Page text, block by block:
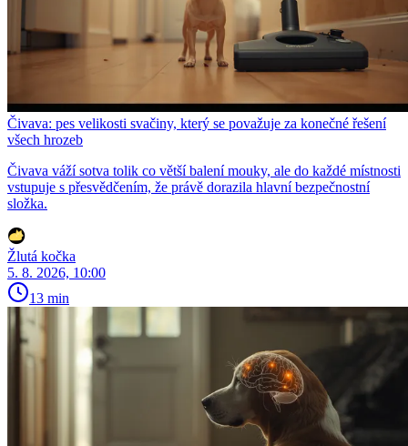
Čivava: pes velikosti svačiny, který se považuje za konečné řešení
všech hrozeb
Čivava váží sotva tolik co větší balení mouky, ale do každé místnosti
vstupuje s přesvědčením, že právě dorazila hlavní bezpečnostní
složka.
Žlutá kočka
5. 8. 2026, 10:00
13 min